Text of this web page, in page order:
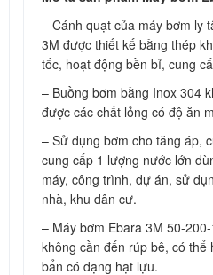
– Cánh quạt của máy bơm ly
3M được thiết kế bằng thép
tốc, hoạt động bền bỉ, cung
– Buồng bơm bằng Inox 304
được các chất lỏng có độ ăn
– Sử dụng bơm cho tăng áp,
cung cấp 1 lượng nước lớn
máy, công trình, dự án, sử
nhà, khu dân cư.
– Máy bơm Ebara 3M 50-
không cần đến rúp bê, có thể
bẩn có dạng hạt lựu.